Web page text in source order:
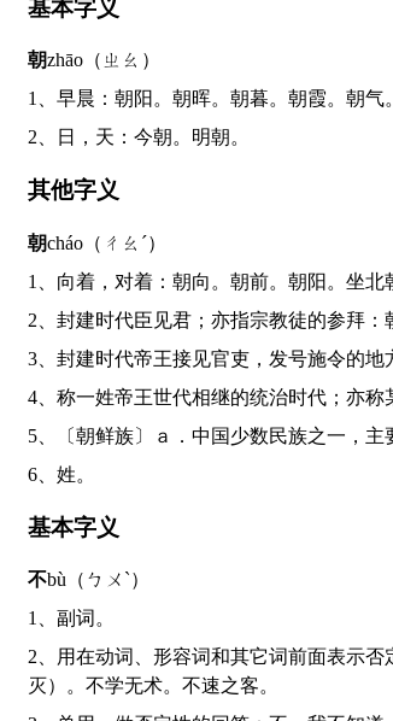
基本字义
朝zhāo（ㄓㄠ）
1、早晨：朝阳。朝晖。朝暮。朝霞。朝
2、日，天：今朝。明朝。
其他字义
朝cháo（ㄔㄠˊ）
1、向着，对着：朝向。朝前。朝阳。坐北
2、封建时代臣见君；亦指宗教徒的参拜
3、封建时代帝王接见官吏，发号施令的
4、称一姓帝王世代相继的统治时代；亦
5、〔朝鲜族〕ａ．中国少数民族之一
6、姓。
基本字义
不bù（ㄅㄨˋ）
1、副词。
2、用在动词、形容词和其它词前面表示否定或加在名词或名词性语素前面，构成形容词：不去。不多。不法。不料。不材（才能平庸，常用作自谦）。不刊（无须修改，不可磨
灭）。不学无术。不速之客。